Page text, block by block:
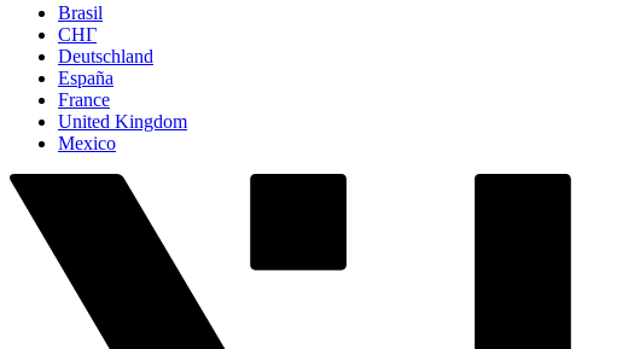
Brasil
СНГ
Deutschland
España
France
United Kingdom
Mexico